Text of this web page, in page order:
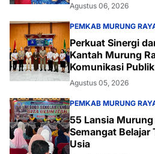
Agustus 06, 2026
PEMKAB MURUNG
Perkuat Sinergi
Kantah Murung
Komunikasi
Agustus 05, 2026
PEMKAB MURUNG
55 Lansia
Semangat Belajar
Usia